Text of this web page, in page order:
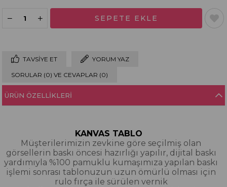
TAVSIYE ET YORUM YAZ
SORULAR (0) VE CEVAPLAR (0)
ÜRÜN ÖZELLIKLERI
KANVAS TABLO
Müşterilerimizin zevkine göre seçilmiş olan
görsellerin baskı öncesi hazırlığı yapılır, dijital baskı
yardımıyla %100 pamuklu kumaşımıza yapılan baskı
işlemi sonrası tablonuzun uzun ömürlü olması için
rulo fırça ile sürülen vernik